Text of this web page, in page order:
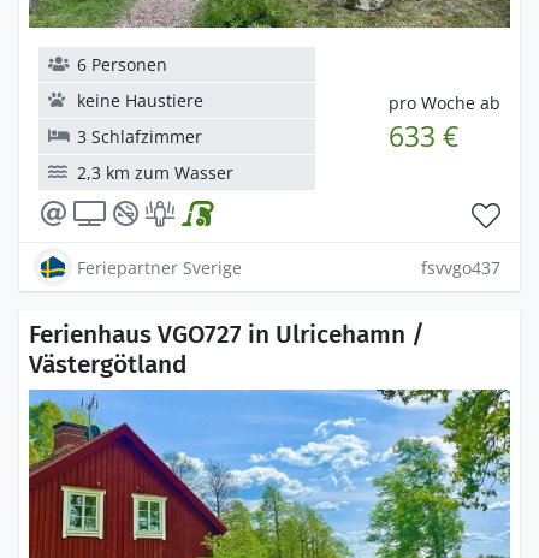
pro Woche ab
633 €
6 Personen
keine Haustiere
3 Schlafzimmer
2,3 km zum Wasser
Feriepartner Sverige fsvvgo437
Ferienhaus VGO727 in Ulricehamn /
Västergötland